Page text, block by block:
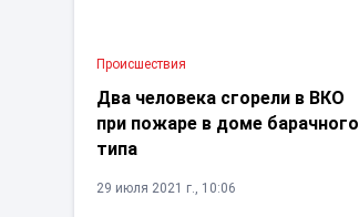
Проиcшествия
Два человека сгорели в ВКО
при пожаре в доме барачного
типа
29 июля 2021 г., 10:06